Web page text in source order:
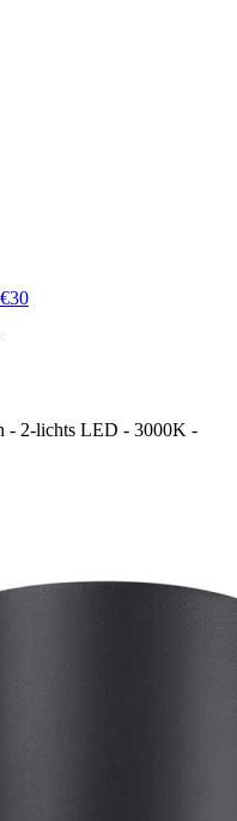
- 2-lichts LED - 3000K -